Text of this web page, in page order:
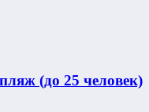
(до 25 человек)